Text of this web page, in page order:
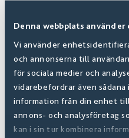
Denna webbplats använder
Vi använder
och annonserna till
för sociala medier och
vidarebefordrar även
information från din enhet
annons- och analysföretag
kan i sin tur kombinera